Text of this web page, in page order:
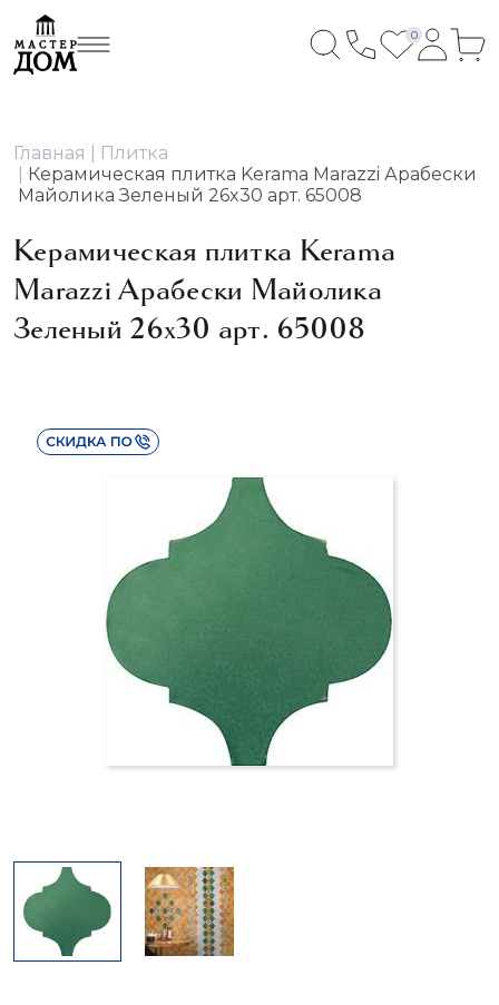
0
Главная
Плитка
Керамическая плитка Kerama Marazzi Арабески
Майолика Зеленый 26x30 арт. 65008
Керамическая плитка Kerama
Marazzi Арабески Майолика
Зеленый 26x30 арт. 65008